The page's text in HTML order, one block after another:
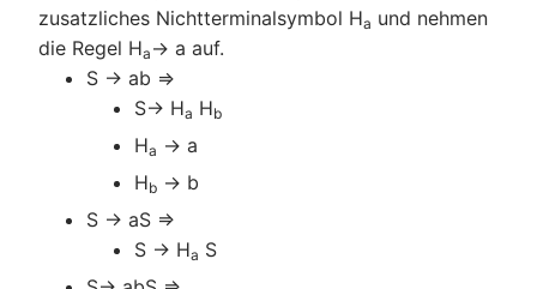
zusatzliches Nichtterminalsymbol Ha und nehmen
die Regel Ha → a auf.
S → ab =>
S→ Ha Hb
Ha → a
Hb → b
S → aS =>
S → Ha S